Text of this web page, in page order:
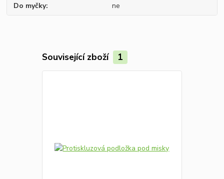
Do myčky ne
Související zboží 1